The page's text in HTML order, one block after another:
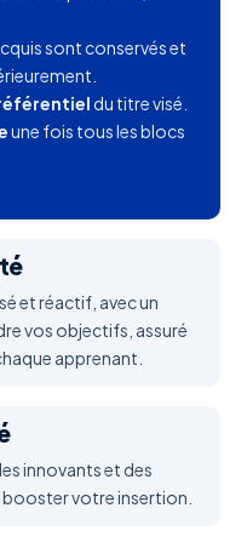
sont conservés et
du titre visé.
une fois tous les blocs
et réactif, avec un
vos objectifs, assuré
apprenant.
innovants et des
votre insertion.